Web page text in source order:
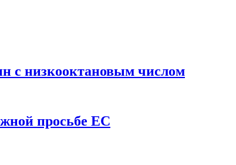
с низкооктановым числом
просьбе ЕС